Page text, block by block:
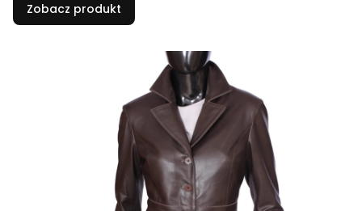
Zobacz produkt